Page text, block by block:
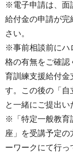
※電子申請は、面
給付金の申請が完
さい。
※事前相談前にハ
格の有無をご確認
育訓練支援給付金
す。この後の「自
と一緒にご提出い
※「特定一般教育
座」を受講予定
ーワークにて行っ